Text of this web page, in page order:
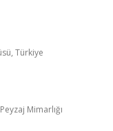
Türkiye
Mimarlığı